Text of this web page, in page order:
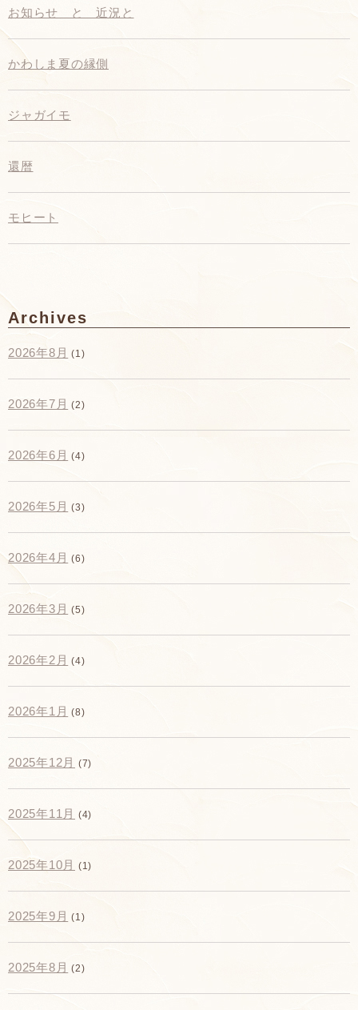
お知らせ と 近況と
かわしま夏の縁側
ジャガイモ
還暦
モヒート
Archives
2026年8月 (1)
2026年7月 (2)
2026年6月 (4)
2026年5月 (3)
2026年4月 (6)
2026年3月 (5)
2026年2月 (4)
2026年1月 (8)
2025年12月 (7)
2025年11月 (4)
2025年10月 (1)
2025年9月 (1)
2025年8月 (2)